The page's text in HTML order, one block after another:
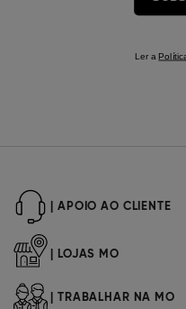
| APOIO AO CLIENTE
| LOJAS MO
| TRABALHAR NA MO